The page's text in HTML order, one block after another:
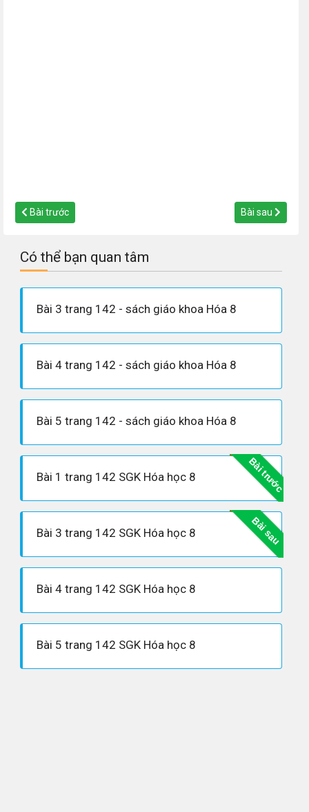
Bài trước Bài sau
Có thể bạn quan tâm
Bài 3 trang 142 - sách giáo khoa Hóa 8
Bài 4 trang 142 - sách giáo khoa Hóa 8
Bài 5 trang 142 - sách giáo khoa Hóa 8
Bài trước
Bài 1 trang 142 SGK Hóa học 8
Bài sau
Bài 3 trang 142 SGK Hóa học 8
Bài 4 trang 142 SGK Hóa học 8
Bài 5 trang 142 SGK Hóa học 8